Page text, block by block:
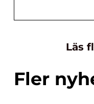
Läs
Fler